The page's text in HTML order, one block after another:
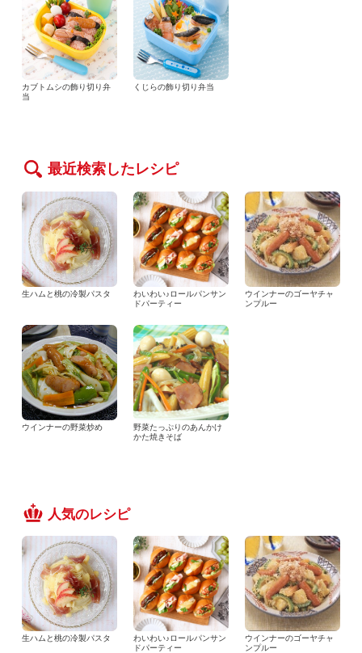
カブトムシの飾り切り弁
当
くじらの飾り切り弁当
最近検索したレシピ
生ハムと桃の冷製パスタ
わいわい♪ロールパンサン
ドパーティー
ウインナーのゴーヤチャ
ンプルー
ウインナーの野菜炒め
野菜たっぷりのあんかけ
かた焼きそば
人気のレシピ
生ハムと桃の冷製パスタ
わいわい♪ロールパンサン
ドパーティー
ウインナーのゴーヤチャ
ンプルー